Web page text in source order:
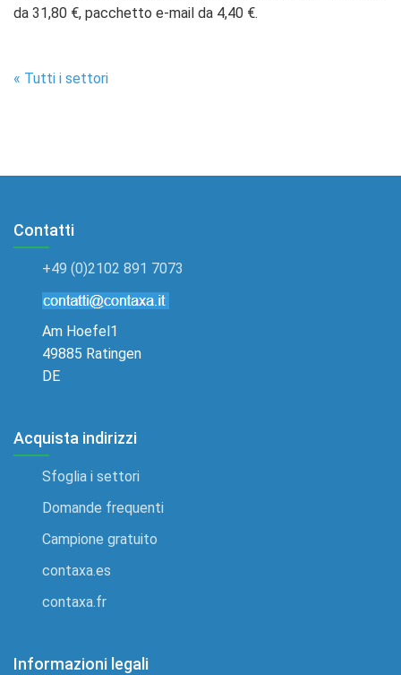
da 31,80 €, pacchetto e-mail da 4,40 €.
« Tutti i settori
Contatti
+49 (0)2102 891 7073
Am Hoefel1
49885 Ratingen
DE
Acquista indirizzi
Sfoglia i settori
Domande frequenti
Campione gratuito
contaxa.es
contaxa.fr
Informazioni legali